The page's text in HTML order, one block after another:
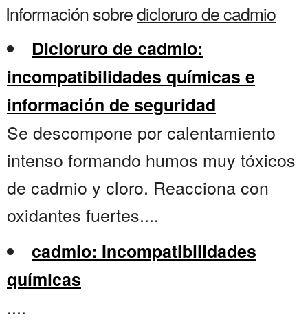
Información sobredicloruro de cadmio
Dicloruro de cadmio:
incompatibilidades químicas e
información de seguridad
Se descompone por calentamiento
intenso formando humos muy tóxicos
de cadmio y cloro. Reacciona con
oxidantes fuertes....
cadmio: Incompatibilidades
químicas
....